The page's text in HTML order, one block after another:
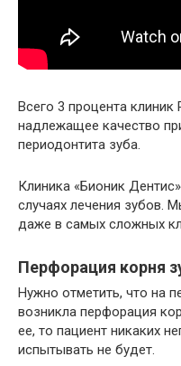
Всего 3 процента клиник
надлежащее качество
периодонтита зуба.
Клиника «Бионик
случаях лечения зубов.
даже в самых сложных
Перфорация корня
Нужно отметить, что на
возникла перфорация
ее, то пациент никаких
испытывать не будет.